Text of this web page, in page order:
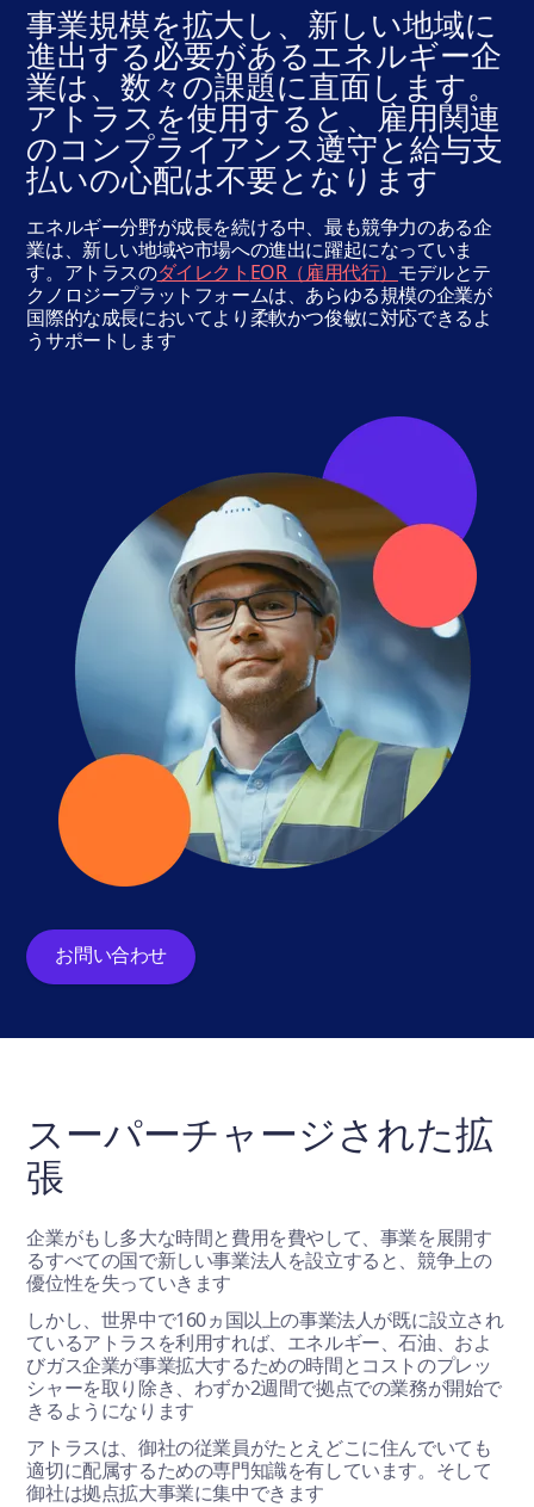
事業規模を拡大し、新しい地域に
進出する必要があるエネルギー企
業は、数々の課題に直面します。
アトラスを使用すると、雇用関連
のコンプライアンス遵守と給与支
払いの心配は不要となります
エネルギー分野が成長を続ける中、最も競争力のある企
業は、新しい地域や市場への進出に躍起になっていま
す。アトラスのダイレクト EOR（雇用代行） モデルとテ
クノロジープラットフォームは、あらゆる規模の企業が
国際的な成長においてより柔軟かつ俊敏に対応できるよ
うサポートします
お問い合わせ
スーパーチャージされた拡
張
企業がもし多大な時間と費用を費やして、事業を展開す
るすべての国で新しい事業法人を設立すると、競争上の
優位性を失っていきます
しかし、世界中で160ヵ国以上の事業法人が既に設立され
ているアトラスを利用すれば、エネルギー、石油、およ
びガス企業が事業拡大するための時間とコストのプレッ
シャーを取り除き、わずか2週間で拠点での業務が開始で
きるようになります
アトラスは、御社の従業員がたとえどこに住んでいても
適切に配属するための専門知識を有しています。そして
御社は拠点拡大事業に集中できます